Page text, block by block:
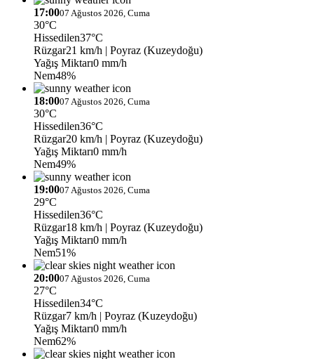
17:0007 Ağustos 2026, Cuma
30°C
Hissedilen37°C
Rüzgar21 km/h | Poyraz (Kuzeydoğu)
Yağış Miktarı0 mm/h
Nem48%
18:0007 Ağustos 2026, Cuma
30°C
Hissedilen36°C
Rüzgar20 km/h | Poyraz (Kuzeydoğu)
Yağış Miktarı0 mm/h
Nem49%
19:0007 Ağustos 2026, Cuma
29°C
Hissedilen36°C
Rüzgar18 km/h | Poyraz (Kuzeydoğu)
Yağış Miktarı0 mm/h
Nem51%
20:0007 Ağustos 2026, Cuma
27°C
Hissedilen34°C
Rüzgar7 km/h | Poyraz (Kuzeydoğu)
Yağış Miktarı0 mm/h
Nem62%